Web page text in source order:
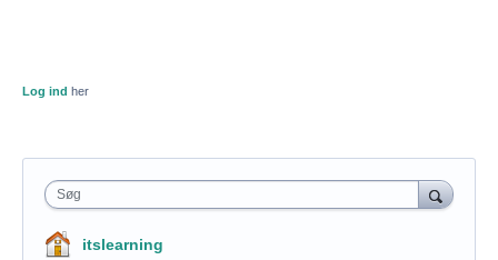
Log ind her
Søg
itslearning